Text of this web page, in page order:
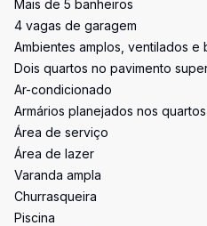
Mais de 5 banheiros
4 vagas de garagem
Ambientes amplos, ventilados e
Dois quartos no pavimento
Ar-condicionado
Armários planejados nos
Área de serviço
Área de lazer
Varanda ampla
Churrasqueira
Piscina